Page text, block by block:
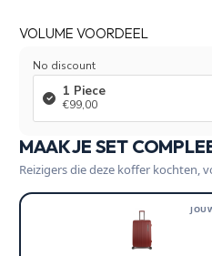
VOLUME VOORDEEL
No discount
1 Piece
€99,00
MAAK JE SET
Reizigers die deze koffer kochten,